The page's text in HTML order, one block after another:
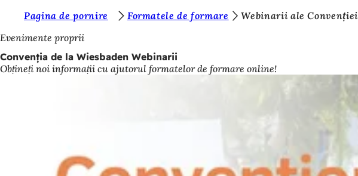
Salt la conținut
u
n
t
Pagina de pornire Formatele de formare
Webinarii ale Convenției
Evenimente proprii
Convenția de la Wiesbaden Webinarii
Obțineți noi informații cu ajutorul formatelor de formare online!